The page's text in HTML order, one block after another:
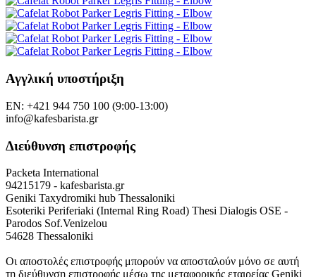
Αγγλική υποστήριξη
EN: +421 944 750 100 (9:00-13:00)
info@kafesbarista.gr
Διεύθυνση επιστροφής
Packeta International
94215179 - kafesbarista.gr
Geniki Taxydromiki hub Thessaloniki
Esoteriki Periferiaki (Internal Ring Road) Thesi Dialogis OSE -
Parodos Sof.Venizelou
54628 Thessaloniki
Οι αποστολές επιστροφής μπορούν να αποσταλούν μόνο σε αυτή
τη διεύθυνση επιστροφής μέσω της μεταφορικής εταιρείας Geniki